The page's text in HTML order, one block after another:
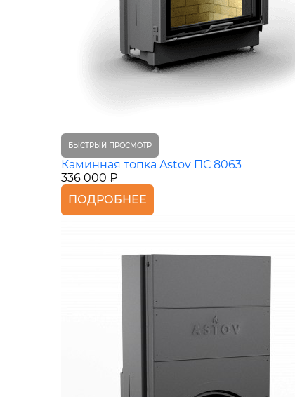
БЫСТРЫЙ ПРОСМОТР
Каминная топка Astov ПС 8063
336 000 ₽
ПОДРОБНЕЕ